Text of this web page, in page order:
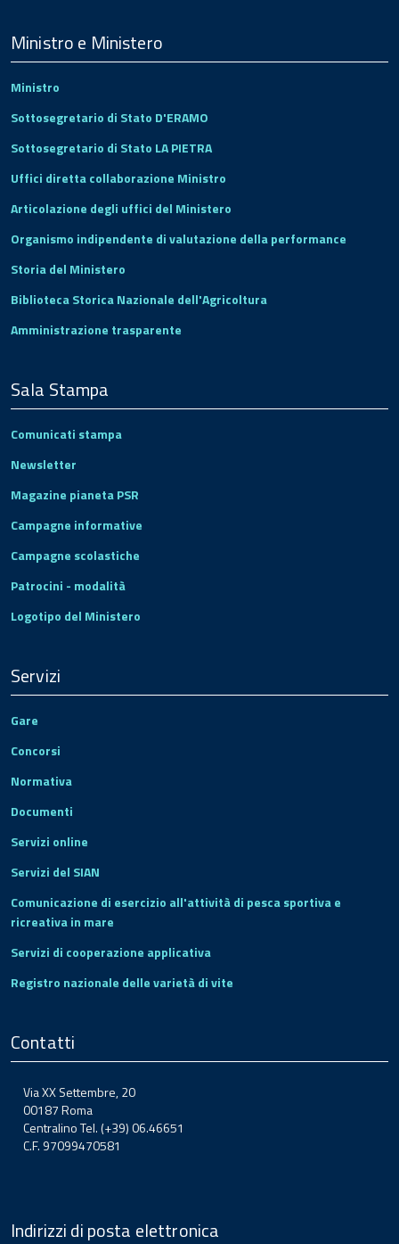
Footer
Ministro e Ministero
Ministro
Sottosegretario di Stato D'ERAMO
Sottosegretario di Stato LA PIETRA
Uffici diretta collaborazione Ministro
Articolazione degli uffici del Ministero
Organismo indipendente di valutazione della performance
Storia del Ministero
Biblioteca Storica Nazionale dell'Agricoltura
Amministrazione trasparente
Sala Stampa
Comunicati stampa
Newsletter
Magazine pianeta PSR
Campagne informative
Campagne scolastiche
Patrocini - modalità
Logotipo del Ministero
Servizi
Gare
Concorsi
Normativa
Documenti
Servizi online
Servizi del SIAN
Comunicazione di esercizio all'attività di pesca sportiva e
ricreativa in mare
Servizi di cooperazione applicativa
Registro nazionale delle varietà di vite
Contatti
Via XX Settembre, 20
00187 Roma
Centralino Tel. (+39) 06.46651
C.F. 97099470581
Indirizzi di posta elettronica